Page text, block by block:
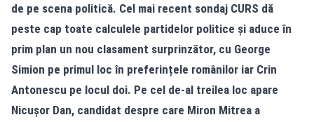
de pe scena politică. Cel mai recent sondaj CURS dă
peste cap toate calculele partidelor politice și aduce în
prim plan un nou clasament surprinzător, cu George
Simion pe primul loc în preferințele românilor iar Crin
Antonescu pe locul doi. Pe cel de-al treilea loc apare
Nicușor Dan, candidat despre care Miron Mitrea a